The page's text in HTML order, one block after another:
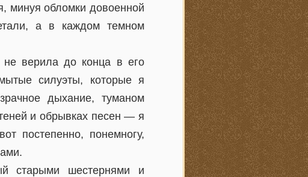
минуя обломки довоенной
а в каждом темном
верила до конца в его
силуэты, которые я
дыхание, туманом
и обрывках песен — я
постепенно, понемногу,
старыми шестернями и